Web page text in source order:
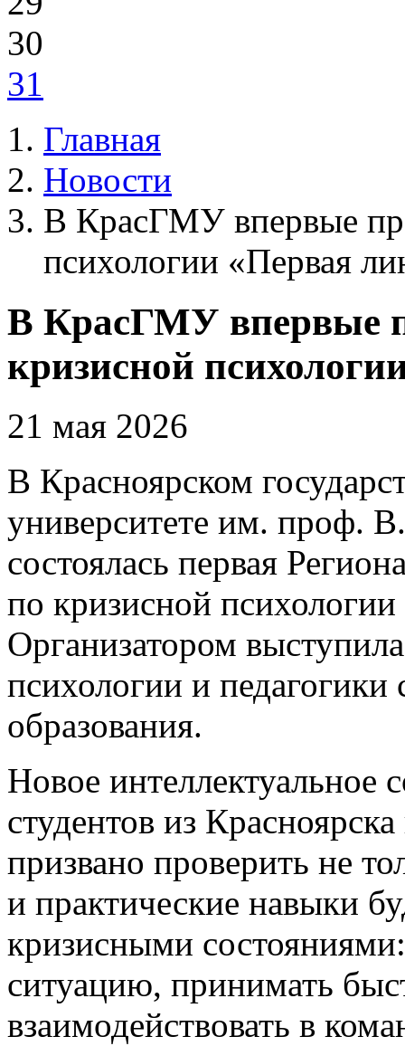
30
31
Главная
Новости
В КрасГМУ впервые
психологии «Первая
В КрасГМУ впервые
кризисной
21 мая 2026
В Красноярском
университете им. проф.
состоялась первая
по кризисной
Организатором
психологии и
образования.
Новое интеллектуальное
студентов из
призвано проверить не
и практические навыки
кризисными
ситуацию, принимать
взаимодействовать в